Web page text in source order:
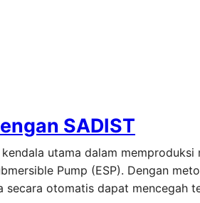
SADIST
utama dalam memproduksi
Pump (ESP). Dengan
otomatis dapat mencegah